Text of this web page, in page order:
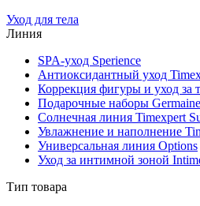
Уход для тела
Линия
SPA-уход Sperience
Антиоксидантный уход
Коррекция фигуры и уход за
Подарочные наборы
Солнечная линия Timexpert
Увлажнение и наполнение
Универсальная линия Options
Уход за интимной зоной
Тип товара